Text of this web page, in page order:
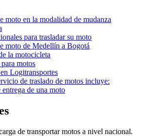
moto en la modalidad de mudanza
para trasladar su moto
moto de Medellín a Bogotá
la motocicleta
motos
Logitransportes
de traslado de motos incluye:
de una moto
de transportar motos a nivel nacional.